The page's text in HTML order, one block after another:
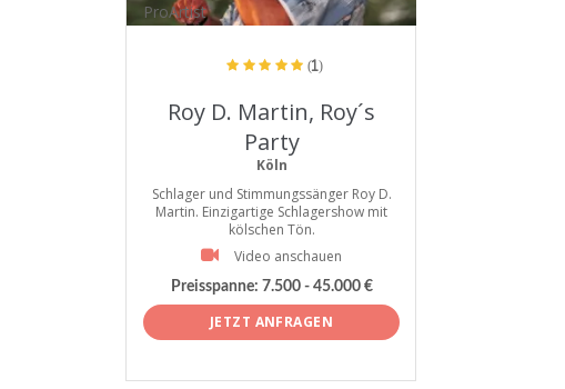
ProArtist
(1)
Roy D. Martin, Roy´s
Party
Köln
Schlager und Stimmungssänger Roy D.
Martin. Einzigartige Schlagershow mit
kölschen Tön.
Video anschauen
Preisspanne: 7.500 - 45.000 €
JETZT ANFRAGEN